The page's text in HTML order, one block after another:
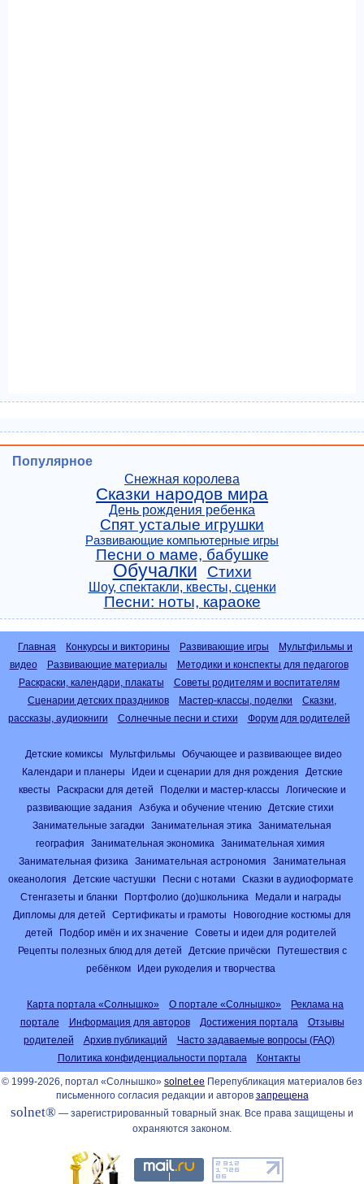
Популярное
Снежная королева
Сказки народов мира
День рождения ребенка
Спят усталые игрушки
Развивающие компьютерные игры
Песни о маме, бабушке
Обучалки Стихи
Шоу, спектакли, квесты, сценки
Песни: ноты, караоке
Главная Конкурсы и викторины Развивающие игры
Мультфильмы и
видео
Развивающие материалы
Методики и конспекты для педагогов
Раскраски, календари, плакаты
Советы родителям и воспитателям
Сценарии детских праздников
Мастер-классы, поделки
Сказки,
рассказы, аудиокниги
Солнечные песни и стихи Форум для родителей
Детские комиксы Мультфильмы
Обучающее и развивающее видео
Календари и планеры
Идеи и сценарии для дня рождения
Детские
квесты
Раскраски для детей Поделки и мастер-классы
Логические и
развивающие задания
Азбука и обучение чтению
Детские стихи
Занимательные загадки
Занимательная этика
Занимательная
география
Занимательная экономика
Занимательная химия
Занимательная физика
Занимательная астрономия
Занимательная
океанология
Детские частушки Песни с нотами
Сказки в аудиоформате
Стенгазеты и бланки
Портфолио (до)школьника
Медали и награды
Дипломы для детей
Сертификаты и грамоты
Новогодние костюмы для
детей
Подбор имён и их значение
Советы и идеи для родителей
Рецепты полезных блюд для детей
Детские причёски
Путешествия с
ребёнком
Идеи рукоделия и творчества
Карта портала «Солнышко» О портале «Солнышко»
Реклама на
портале
Информация для авторов Достижения портала
Отзывы
родителей
Архив публикаций
Часто задаваемые вопросы (FAQ)
Политика конфиденциальности портала
Контакты
© 1999-2026, портал «Солнышко» solnet.ee Перепубликация материалов без
письменного согласия редакции и авторов запрещена
solnet® — зарегистрированный товарный знак. Все права защищены и
охраняются законом.